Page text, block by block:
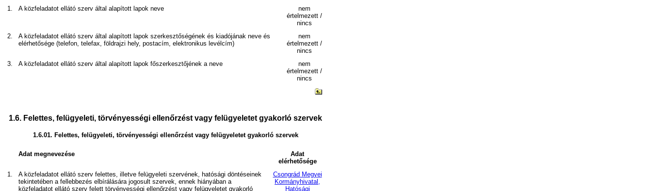
1.
A közfeladatot ellátó szerv által alapított lapok neve
nem
értelmezett /
nincs
2.
A közfeladatot ellátó szerv által alapított lapok szerkesztőségének és kiadójának neve és
elérhetősége (telefon, telefax, földrajzi hely, postacím, elektronikus levélcím)
nem
értelmezett /
nincs
3.
A közfeladatot ellátó szerv által alapított lapok főszerkesztőjének a neve
nem
értelmezett /
nincs
1.6. Felettes, felügyeleti, törvényességi ellenőrzést vagy felügyeletet gyakorló szervek
1.6.01. Felettes, felügyeleti, törvényességi ellenőrzést vagy felügyeletet gyakorló szervek
Adat megnevezése
Adat
elérhetősége
1.
A közfeladatot ellátó szerv felettes, illetve felügyeleti szervének, hatósági döntéseinek
tekintetében a fellebbezés elbírálására jogosult szervek, ennek hiányában a
közfeladatot ellátó szerv felett törvényességi ellenőrzést vagy felügyeletet gyakorló
Csongrád Megyei
Kormányhivatal,
Hatósági